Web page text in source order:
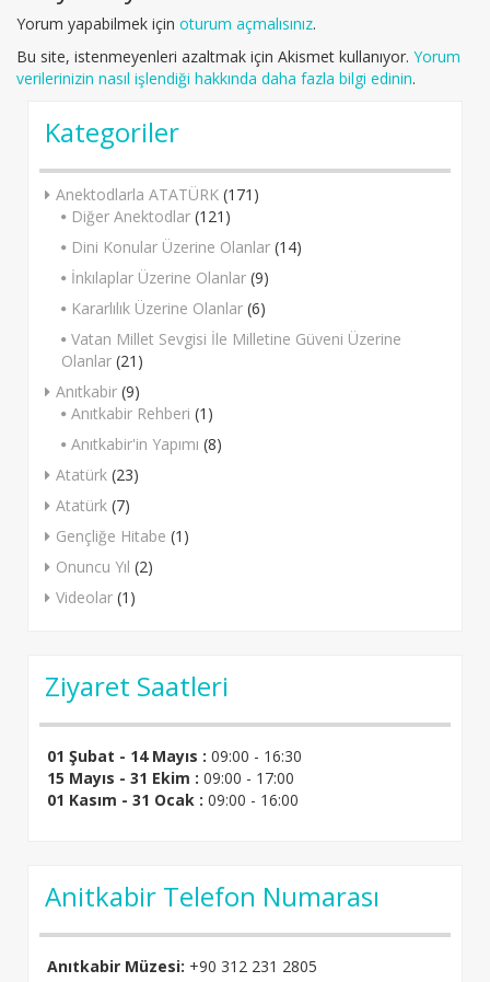
Yorum yapabilmek için oturum açmalısınız.
Bu site, istenmeyenleri azaltmak için Akismet kullanıyor. Yorum
verilerinizin nasıl işlendiği hakkında daha fazla bilgi edinin.
Kategoriler
Anektodlarla ATATÜRK (171)
Diğer Anektodlar (121)
Dini Konular Üzerine Olanlar (14)
İnkılaplar Üzerine Olanlar (9)
Kararlılık Üzerine Olanlar (6)
Vatan Millet Sevgisi İle Milletine Güveni Üzerine
Olanlar (21)
Anıtkabir (9)
Anıtkabir Rehberi (1)
Anıtkabir'in Yapımı (8)
Atatürk (23)
Atatürk (7)
Gençliğe Hitabe (1)
Onuncu Yıl (2)
Videolar (1)
Ziyaret Saatleri
01 Şubat - 14 Mayıs : 09:00 - 16:30
15 Mayıs - 31 Ekim : 09:00 - 17:00
01 Kasım - 31 Ocak : 09:00 - 16:00
Anitkabir Telefon Numarası
Anıtkabir Müzesi: +90 312 231 2805